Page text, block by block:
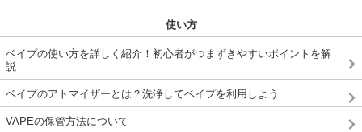
使い方
ベイプの使い方を詳しく紹介！初心者がつまずきやすいポイントを解
説
ベイプのアトマイザーとは？洗浄してベイプを利用しよう
VAPEの保管方法について